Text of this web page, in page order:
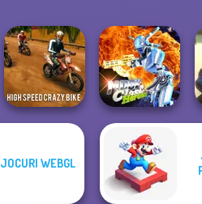
High Speed Crazy
Moon Clash
Heroes
JOCURI WEBGL